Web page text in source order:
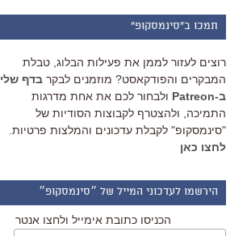
תמכו ב"סינמסקופ"
רוצים לעזור לממן את פעילות הבלוג, טבלת
המבקרים והפודקאסט? מוזמנים לבקר בדף שלי
ב-Patreon
ולבחור לכם את אחת מדרגות
התמיכה, ולהצטרף לקבוצות הסודיות של
"סינמסקופ" לקבלת עדכונים והמלצות פרטיות.
לחצו כאן
הירשמו לעדכוני המייל של ״סינמסקופ״
הכניסו כתובת אימייל ולחצו אנטר